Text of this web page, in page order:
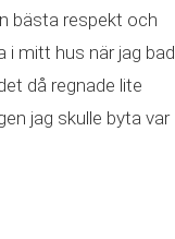
bästa respekt och
i mitt hus när jag bad
då regnade lite
jag skulle byta var